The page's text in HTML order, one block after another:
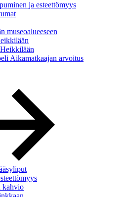
ja esteettömyys
museoalueeseen
Aikamatkaajan arvoitus
kahvio